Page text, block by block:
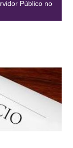
Público no